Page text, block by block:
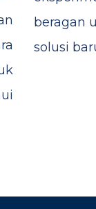
beragan
solusi